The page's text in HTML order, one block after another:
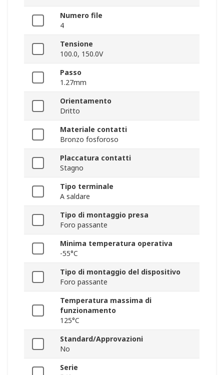
Numero file
4
Tensione
100.0, 150.0V
Passo
1.27mm
Orientamento
Dritto
Materiale contatti
Bronzo fosforoso
Placcatura contatti
Stagno
Tipo terminale
A saldare
Tipo di montaggio presa
Foro passante
Minima temperatura operativa
-55°C
Tipo di montaggio del dispositivo
Foro passante
Temperatura massima di
funzionamento
125°C
Standard/Approvazioni
No
Serie